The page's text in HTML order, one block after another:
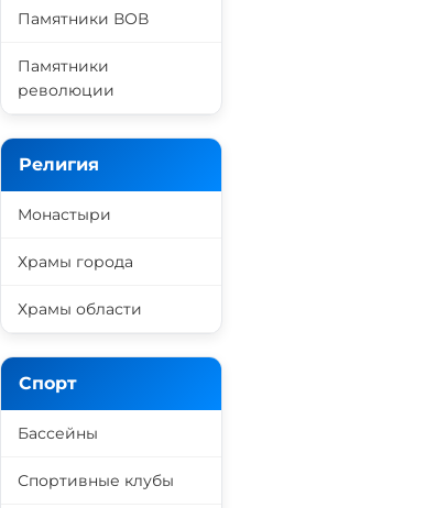
Памятники ВОВ
Памятники
революции
Религия
Монастыри
Храмы города
Храмы области
Спорт
Бассейны
Спортивные клубы